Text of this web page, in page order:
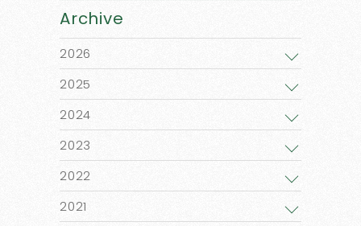
Archive
2026
2025
2024
2023
2022
2021